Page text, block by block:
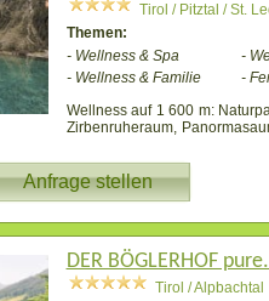
Tirol / Pitztal / St.
Themen:
- Wellness & Spa
-
- Wellness & Familie
-
Wellness auf 1 600 m:
Zirbenruheraum,
Anfrage stellen
DER BÖGLERHOF
Tirol / Alpbachtal